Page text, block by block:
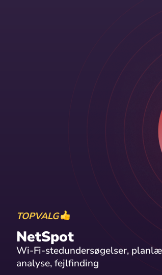
TOPVALG
NetSpot
Wi-Fi-stedundersøgelser,
analyse, fejlfinding